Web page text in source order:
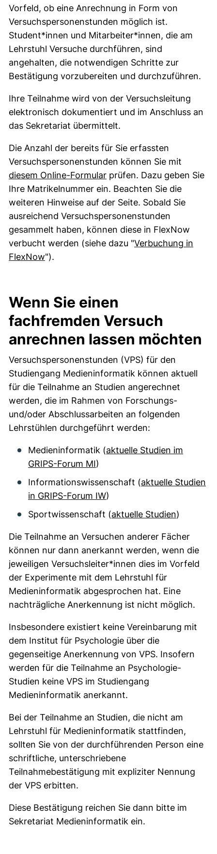
Vorfeld, ob eine Anrechnung in Form von
Versuchspersonenstunden möglich ist.
Student*innen und Mitarbeiter*innen, die am
Lehrstuhl Versuche durchführen, sind
angehalten, die notwendigen Schritte zur
Bestätigung vorzubereiten und durchzuführen.
Ihre Teilnahme wird von der Versuchsleitung
elektronisch dokumentiert und im Anschluss an
das Sekretariat übermittelt.
Die Anzahl der bereits für Sie erfassten
Versuchspersonenstunden können Sie mit
diesem Online-Formular(externer Link, öffnet
prüfen. Dazu geben Sie
Ihre Matrikelnummer ein. Beachten Sie die
weiteren Hinweise auf der Seite. Sobald Sie
ausreichend Versuchspersonenstunden
gesammelt haben, können diese in FlexNow
verbucht werden (siehe dazu "Verbuchung in
FlexNow(externer Link, öffnet neues Fenster)
").
Wenn Sie einen
fachfremden Versuch
anrechnen lassen möchten
Versuchspersonenstunden (VPS) für den
Studiengang Medieninformatik können aktuell
für die Teilnahme an Studien angerechnet
werden, die im Rahmen von Forschungs-
und/oder Abschlussarbeiten an folgenden
Lehrstühlen durchgeführt werden:
Medieninformatik (aktuelle Studien im
GRIPS-Forum MI)
Informationswissenschaft (aktuelle Studien
in GRIPS-Forum IW)
Sportwissenschaft (aktuelle Studien)
Die Teilnahme an Versuchen anderer Fächer
können nur dann anerkannt werden, wenn die
jeweiligen Versuchsleiter*innen dies im Vorfeld
der Experimente mit dem Lehrstuhl für
Medieninformatik abgesprochen hat. Eine
nachträgliche Anerkennung ist nicht möglich.
Insbesondere existiert keine Vereinbarung mit
dem Institut für Psychologie über die
gegenseitige Anerkennung von VPS. Insofern
werden für die Teilnahme an Psychologie-
Studien keine VPS im Studiengang
Medieninformatik anerkannt.
Bei der Teilnahme an Studien, die nicht am
Lehrstuhl für Medieninformatik stattfinden,
sollten Sie von der durchführenden Person eine
schriftliche, unterschriebene
Teilnahmebestätigung mit expliziter Nennung
der VPS erbitten.
Diese Bestätigung reichen Sie dann bitte im
Sekretariat Medieninformatik ein.